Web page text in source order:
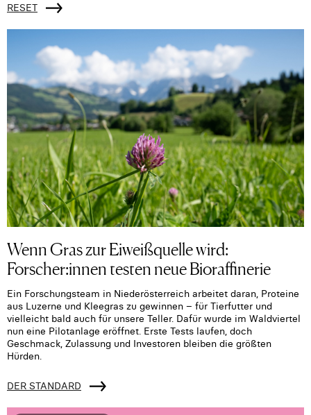
RESET
Wenn Gras zur Eiweißquelle wird:
Forscher:innen testen neue Bioraffinerie
Ein Forschungsteam in Niederösterreich arbeitet daran, Proteine
aus Luzerne und Kleegras zu gewinnen – für Tierfutter und
vielleicht bald auch für unsere Teller. Dafür wurde im Waldviertel
nun eine Pilotanlage eröffnet. Erste Tests laufen, doch
Geschmack, Zulassung und Investoren bleiben die größten
Hürden.
DER STANDARD